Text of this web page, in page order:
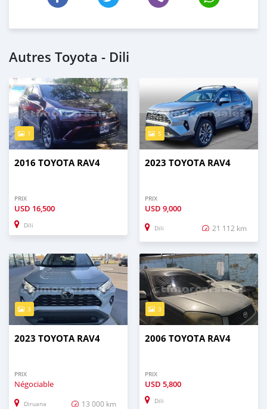
Autres Toyota - Dili
1
2016 TOYOTA RAV4
PRIX
USD 16,500
Dili
5
2023 TOYOTA RAV4
PRIX
USD 9,000
Dili 21 112 km
3
2023 TOYOTA RAV4
PRIX
Négociable
Diruana 13 000 km
3
2006 TOYOTA RAV4
PRIX
USD 5,800
Dili